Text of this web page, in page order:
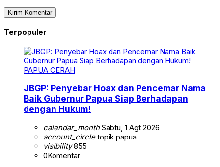
Terpopuler
PAPUA CERAH
JBGP: Penyebar Hoax dan Pencemar Nama
Baik Gubernur Papua Siap Berhadapan
dengan Hukum!
calendar_monthSabtu, 1 Agt 2026
account_circletopik papua
visibility855
0Komentar